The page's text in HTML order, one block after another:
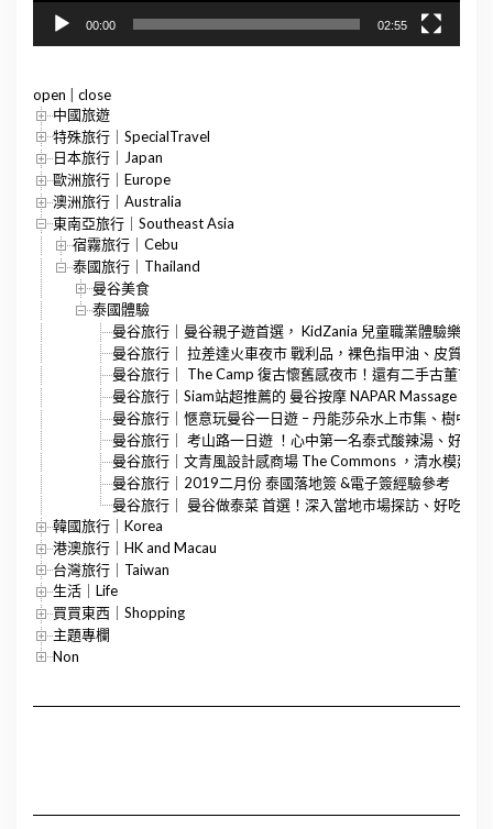
00:00 02:55
open
close
中國旅遊
特殊旅行｜SpecialTravel
日本旅行｜Japan
歐洲旅行｜Europe
澳洲旅行｜Australia
東南亞旅行｜Southeast Asia
宿霧旅行｜Cebu
泰國旅行｜Thailand
曼谷美食
泰國體驗
曼谷旅行｜曼谷親子遊首選， KidZania 兒童職業體驗樂園
曼谷旅行｜ 拉差達火車夜市 戰利品，裸色指甲油、皮質筆
曼谷旅行｜ The Camp 復古懷舊感夜市！還有二手古董市集
曼谷旅行｜Siam站超推薦的 曼谷按摩 NAPAR Massage（附
曼谷旅行｜愜意玩曼谷一日遊 – 丹能莎朵水上市集、樹中廟
曼谷旅行｜ 考山路一日遊 ！心中第一名泰式酸辣湯、好吃
曼谷旅行｜文青風設計感商場 The Commons ，清水模建築
曼谷旅行｜2019二月份 泰國落地簽 &電子簽經驗參考（
曼谷旅行｜ 曼谷做泰菜 首選！深入當地市場探訪、好吃又
韓國旅行｜Korea
港澳旅行｜HK and Macau
台灣旅行｜Taiwan
生活｜Life
買買東西｜Shopping
主題專欄
Non